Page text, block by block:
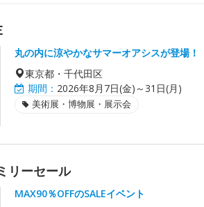
丸の内に涼やかなサマーオアシスが登場！
東京都・千代田区
期間： 2026年8月7日(金)～31日(月)
美術展・博物展・展示会
リーセール
MAX90％OFFのSALEイベント